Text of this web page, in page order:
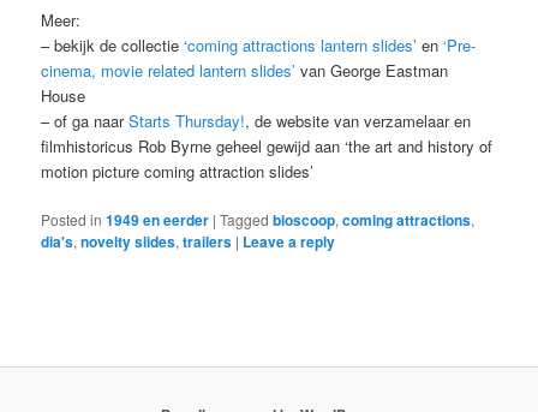
Meer:
– bekijk de collectie‘coming attractions lantern slides’ en‘Pre-
cinema, movie related lantern slides’van George Eastman
House
– of ga naarStarts Thursday!, de website van verzamelaar en
filmhistoricus Rob Byrne geheel gewijd aan ‘the art and history of
motion picture coming attraction slides’
Posted in 1949 en eerder |Tagged bioscoop,coming attractions,
dia's,novelty slides,trailers | Leave a reply